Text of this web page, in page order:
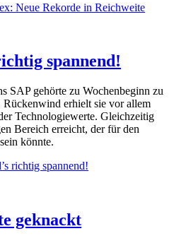
Neue Rekorde in Reichweite
spannend!
SAP gehörte zu Wochenbeginn zu
erhielt sie vor allem
Technologiewerte. Gleichzeitig
Bereich erreicht, der für den
könnte.
richtig spannend!
geknackt